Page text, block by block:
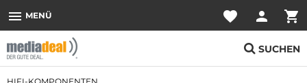
menu MENÜ favorite person shopping_cart
SUCHEN